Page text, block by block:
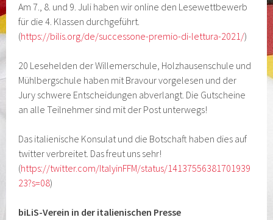
Am 7., 8. und 9. Juli haben wir online den Lesewettbewerb
für die 4. Klassen durchgeführt.
(https://bilis.org/de/successone-premio-di-lettura-2021/)
20 Lesehelden der Willemerschule, Holzhausenschule und
Mühlbergschule haben mit Bravour vorgelesen und der
Jury schwere Entscheidungen abverlangt. Die Gutscheine
an alle Teilnehmer sind mit der Post unterwegs!
Das italienische Konsulat und die Botschaft haben dies auf
twitter verbreitet. Das freut uns sehr!
(https://twitter.com/ItalyinFFM/status/14137556381701939
23?s=08)
biLiS-Verein in der italienischen Presse